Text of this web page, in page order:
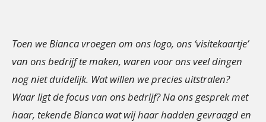
Toen we Bianca vroegen om ons logo, ons ‘visitekaartje’
van ons bedrijf te maken, waren voor ons veel dingen
nog niet duidelijk. Wat willen we precies uitstralen?
Waar ligt de focus van ons bedrijf? Na ons gesprek met
haar, tekende Bianca wat wij haar hadden gevraagd en